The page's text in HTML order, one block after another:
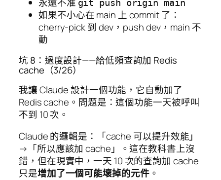
永遠不准 git push origin main
如果不小心在 main 上 commit 了：
cherry-pick 到 dev，push dev，main 不
動
坑 8：過度設計——給低頻查詢加 Redis
cache（3/26）
我讓 Claude 設計一個功能，它自動加了
Redis cache。問題是：這個功能一天被呼叫
不到 10 次。
Claude 的邏輯是：「cache 可以提升效能」
→「所以應該加 cache」。這在教科書上沒
錯，但在現實中，一天 10 次的查詢加 cache
只是增加了一個可能壞掉的元件。